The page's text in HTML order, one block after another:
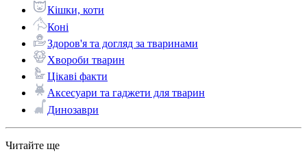
Кішки, коти
Коні
Здоров'я та догляд за тваринами
Хвороби тварин
Цікаві факти
Аксесуари та гаджети для тварин
Динозаври
Читайте ще